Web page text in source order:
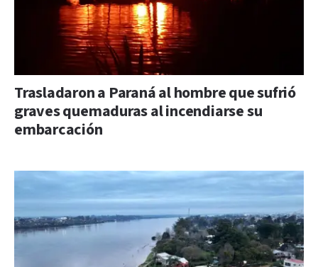
Trasladaron a Paraná al hombre que sufrió
graves quemaduras al incendiarse su
embarcación